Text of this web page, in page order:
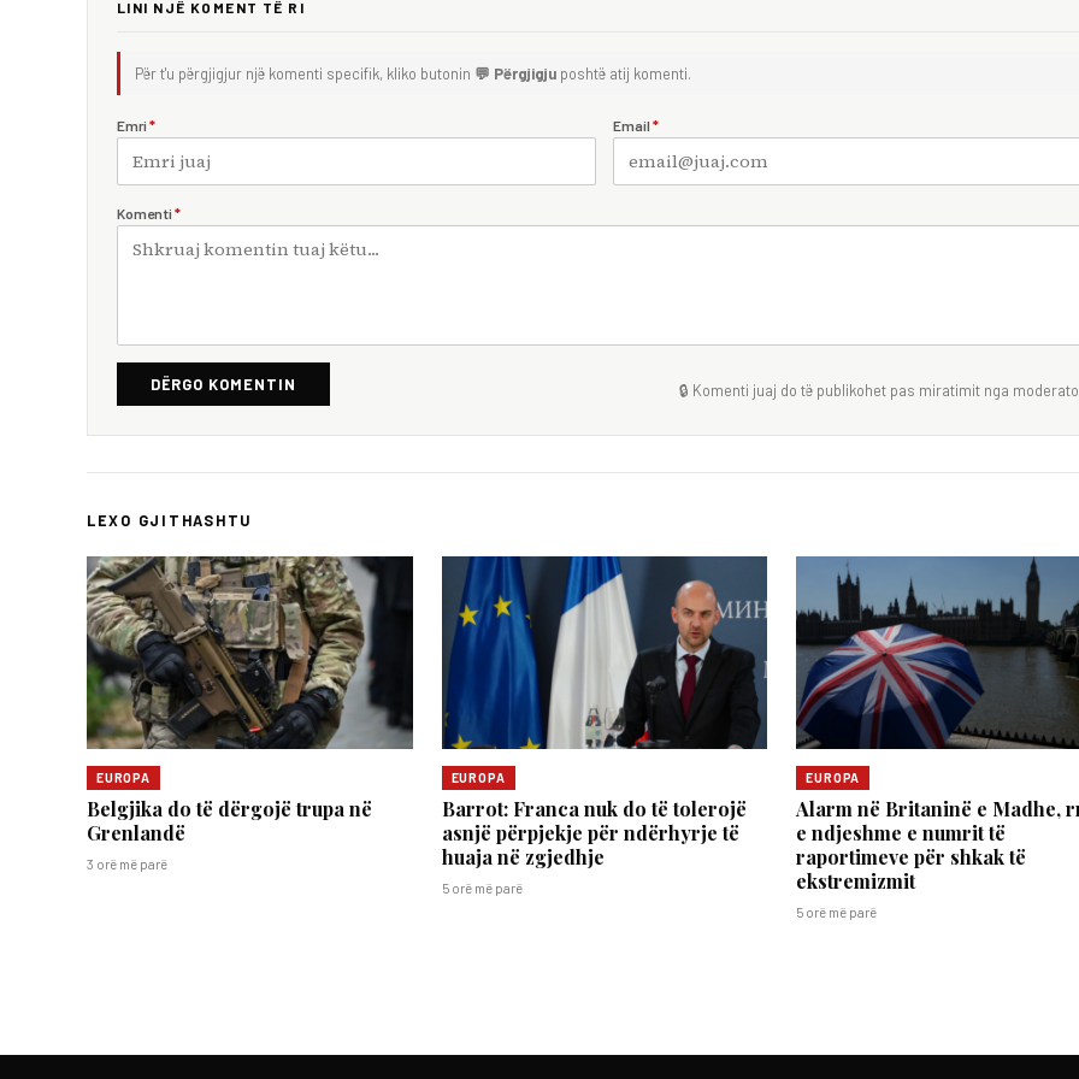
LINI NJË KOMENT TË RI
Për t'u përgjigjur një komenti specifik, kliko butonin 💬 Përgjigju poshtë atij komenti.
Emri * Email *
Komenti *
DËRGO KOMENTIN 🔒 Komenti juaj do të publikohet pas miratimit nga
LEXO GJITHASHTU
EUROPA
Belgjika do të dërgojë trupa në
Grenlandë
3 orë më parë
EUROPA
Barrot: Franca nuk do të tolerojë
asnjë përpjekje për ndërhyrje të
huaja në zgjedhje
5 orë më parë
EUROPA
Alarm në Britaninë e Madhe,
e ndjeshme e numrit të
raportimeve për shkak të
ekstremizmit
5 orë më parë